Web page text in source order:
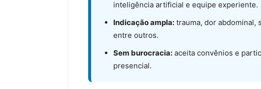
inteligência artificial e equipe experiente.
Indicação ampla: trauma, dor abdominal,
entre outros.
Sem burocracia: aceita convênios e
presencial.